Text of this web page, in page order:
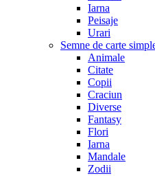
Iarna
Peisaje
Urari
Semne de carte
Animale
Citate
Copii
Craciun
Diverse
Fantasy
Flori
Iarna
Mandale
Zodii